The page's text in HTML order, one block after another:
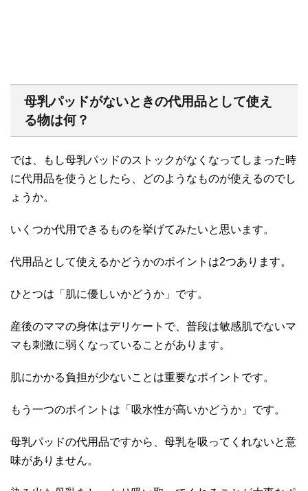
母乳パッドがないときの代用品として使え
る物は何？
では、もし母乳パッドのストックがなくなってしまった時
に代用品を使うとしたら、どのようなものが使えるのでし
ょうか。
いくつか代用できるものを挙げてみたいと思います。
代用品として使えるかどうかのポイントは2つあります。
ひとつは「肌に優しいかどうか」です。
産後のママの身体はデリケートで、普段は敏感肌でないマ
マも刺激に弱くなっていることがあります。
肌にかかる負担が少ないことは重要なポイントです。
もう一つのポイントは「吸水性が高いかどうか」です。
母乳パッドの代用品ですから、母乳を吸ってくれないと意
味がありません。